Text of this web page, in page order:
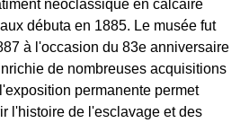
néoclassique en calcaire
débuta en 1885. Le musée fut
à l'occasion du 83e anniversaire
de nombreuses acquisitions
permanente permet
l'histoire de l'esclavage et des